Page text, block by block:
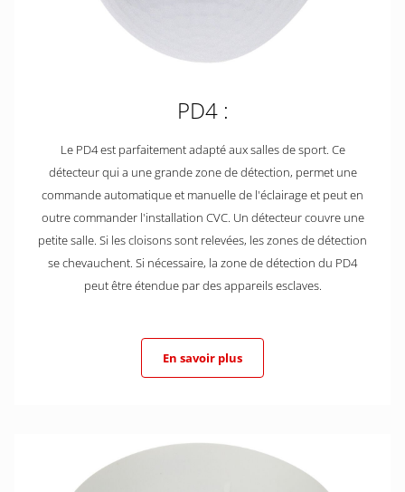
PD4 :
Le PD4 est parfaitement adapté aux salles de sport. Ce
détecteur qui a une grande zone de détection, permet une
commande automatique et manuelle de l'éclairage et peut en
outre commander l'installation CVC. Un détecteur couvre une
petite salle. Si les cloisons sont relevées, les zones de détection
se chevauchent. Si nécessaire, la zone de détection du PD4
peut être étendue par des appareils esclaves.
En savoir plus